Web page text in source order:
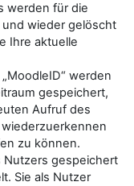
werden für die
wieder gelöscht
Ihre aktuelle
werden
gespeichert,
Aufruf des
zu können.
Nutzers gespeichert
Sie als Nutzer